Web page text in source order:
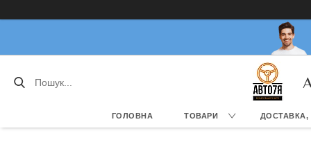
ГОЛОВНА ТОВАРИ ДОСТАВКА,